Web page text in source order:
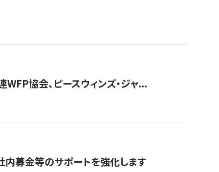
協会、ピースウィンズ・ジャ...
内募金等のサポートを強化します